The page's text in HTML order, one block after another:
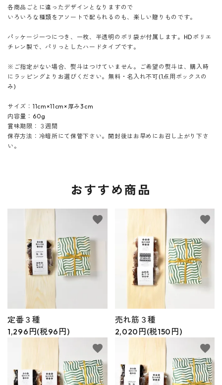
各商品ごとに違ったデザインとなりますので
いろいろな種類をアソートで配られるのも、楽しい贈りものです。
パッケージ一つにつき、一枚、半透明のポリ袋が付属します。HDポリエ
チレン製で、パリっとしたハードタイプです。
※ご指定がない場合、熨斗はつけていません。ご希望の熨斗は、購入時
にラッピングよりお選びください。無料・名入れ不可(1点用ボックスの
み)
サイズ：11cm×11cm×厚み3cm
内容量：60g
賞味期限：３週間
保存方法：冷暗所にて保管下さい。開封後はお早めにお召し上がり下さ
い。
おすすめ商品
定番３種
1,296円(税96円)
favorite
売れ筋３種
2,020円(税150円)
favorite
favorite favorite